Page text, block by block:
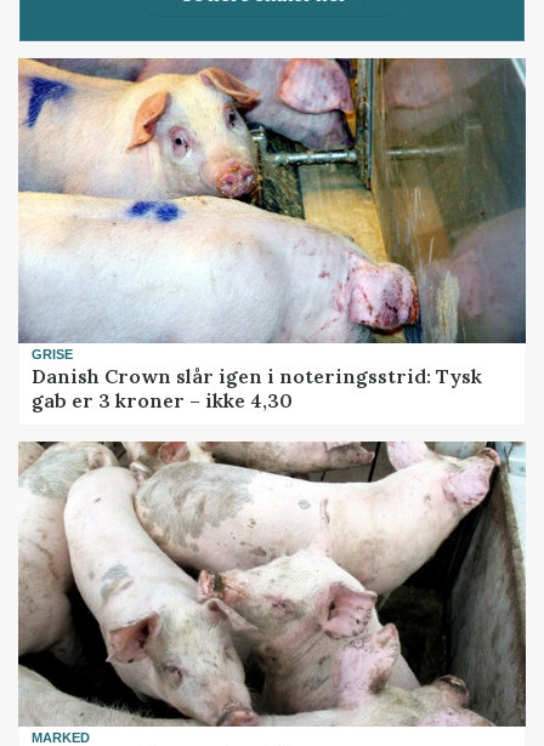
GRISE
Danish Crown slår igen i noteringsstrid: Tysk
gab er 3 kroner – ikke 4,30
MARKED